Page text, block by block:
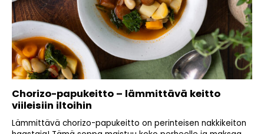
Chorizo-papukeitto – lämmittävä keitto
viileisiin iltoihin
Lämmittävä chorizo-papukeitto on perinteisen nakkikeiton